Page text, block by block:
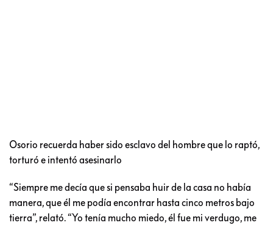
Osorio recuerda haber sido esclavo del hombre que lo raptó,
torturó e intentó asesinarlo
“Siempre me decía que si pensaba huir de la casa no había
manera, que él me podía encontrar hasta cinco metros bajo
tierra”, relató. “Yo tenía mucho miedo, él fue mi verdugo, me